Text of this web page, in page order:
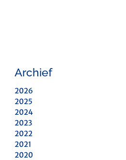
Archief
2026
2025
2024
2023
2022
2021
2020